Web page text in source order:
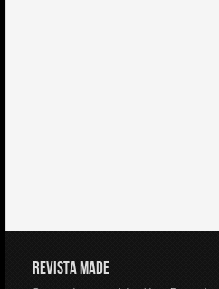
REVISTA MADE